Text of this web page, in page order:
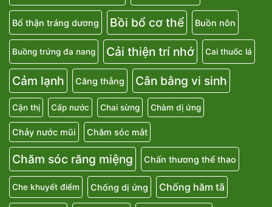
Bổ thận tráng dương Bồi bổ cơ thể Buồn nôn
Buồng trứng đa nang Cải thiện trí nhớ Cai thuốc lá
Cảm lạnh Căng thẳng Cân bằng vi sinh
Cận thị Cấp nước Chai sừng Chàm dị ứng
Chảy nước mũi Chăm sóc mắt
Chăm sóc răng miệng Chấn thương thể thao
Che khuyết điểm Chống dị ứng Chống hăm tã